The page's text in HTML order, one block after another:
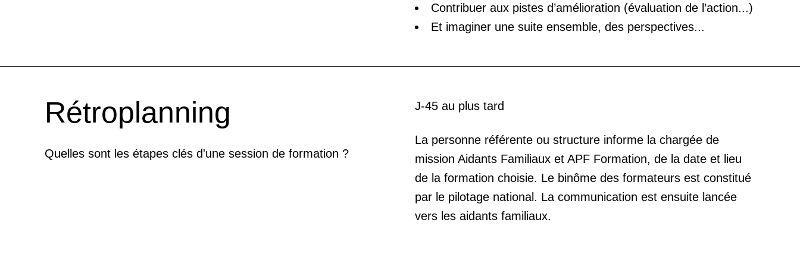
Contribuer aux pistes d’amélioration (évaluation de l’action...)
Et imaginer une suite ensemble, des perspectives...
Rétroplanning
Quelles sont les étapes clés d'une session de formation ?
J-45 au plus tard
La personne référente ou structure informe la chargée de
mission Aidants Familiaux et APF Formation, de la date et lieu
de la formation choisie. Le binôme des formateurs est constitué
par le pilotage national. La communication est ensuite lancée
vers les aidants familiaux.